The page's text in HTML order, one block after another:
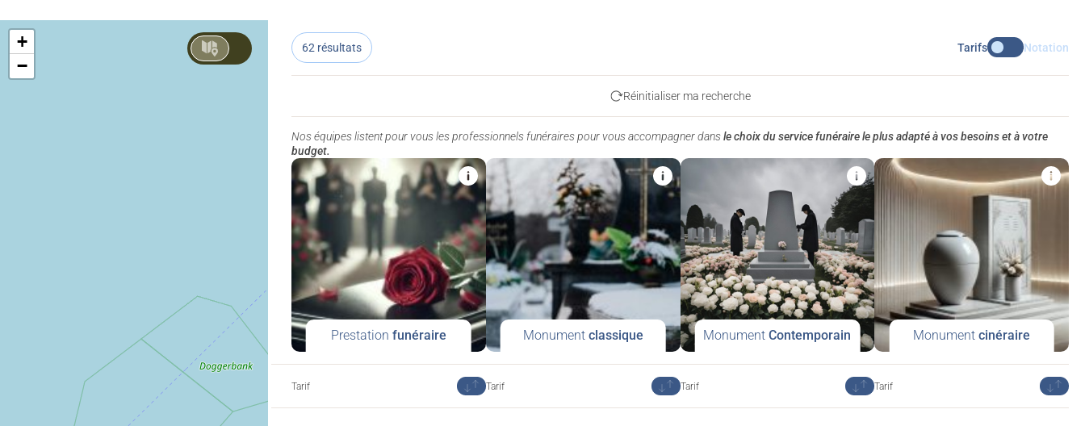
+
−
62 résultats Tarifs Notation
Réinitialiser ma recherche
Nos équipes listent pour vous les professionnels funéraires pour vous accompagner dansle choix du service funéraire le plus adapté à vos besoins et à votre
budget.
Prestation funéraire Monument classique MonumentContemporain Monumentcinéraire
Tarif Tarif Tarif Tarif